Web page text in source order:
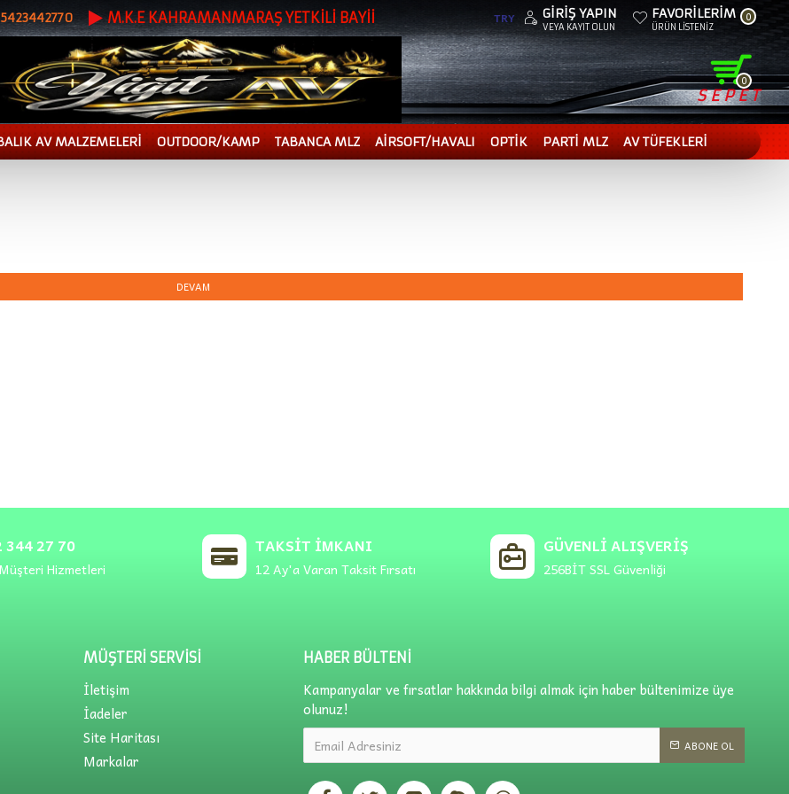
M.K.E KAHRAMANMARAŞ YETKİLİ BAYİİ TRY GIRIŞ YAPIN
VEYA KAYIT OLUN
FAVORILERIM
ÜRÜN LISTENIZ
0
SEPET
0
AV MALZEMELERİ OUTDOOR/KAMP TABANCA MLZ AİRSOFT/HAVALI OPTİK PARTİ MLZ AV TÜFEKLERİ
DEVAM
344 27 70
Hizmetleri
TAKSIT İMKANI
12 Ay'a Varan Taksit Fırsatı
GÜVENLI ALIŞVERIŞ
256BİT SSL Güvenliği
MÜŞTERI SERVISI
İletişim
İadeler
Site Haritası
Markalar
HABER BÜLTENI
Kampanyalar ve fırsatlar hakkında bilgi almak için haber bültenimize üye
olunuz!
ABONE OL